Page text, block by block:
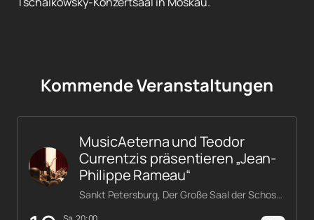
Kommende Veranstaltungen
MusicAeterna und Teodor
Currentzis präsentieren „Jean-
Philippe Rameau“
Sankt Petersburg, Der Große Saal der Schostakowitsch-Philharmonie